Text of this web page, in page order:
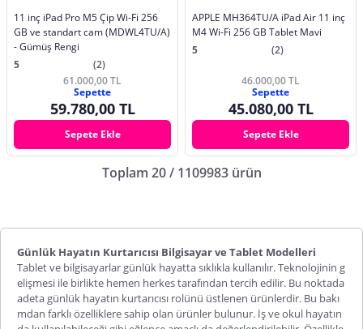
11 inç iPad Pro M5 Çip Wi-Fi 256
GB ve standart cam (MDWL4TU/A)
- Gümüş Rengi
5
(2)
61.000,00 TL
Sepette
59.780,00 TL
Sepete Ekle
APPLE MH364TU/A iPad Air 11 inç
M4 Wi-Fi 256 GB Tablet Mavi
5
(2)
46.000,00 TL
Sepette
45.080,00 TL
Sepete Ekle
Toplam 20 / 1109983 ürün
Günlük Hayatın Kurtarıcısı Bilgisayar ve Tablet Modelleri
Tablet ve bilgisayarlar günlük hayatta sıklıkla kullanılır. Teknolojinin g
elişmesi ile birlikte hemen herkes tarafından tercih edilir. Bu noktada
adeta günlük hayatın kurtarıcısı rolünü üstlenen ürünlerdir. Bu bakı
mdan farklı özelliklere sahip olan ürünler bulunur. İş ve okul hayatın